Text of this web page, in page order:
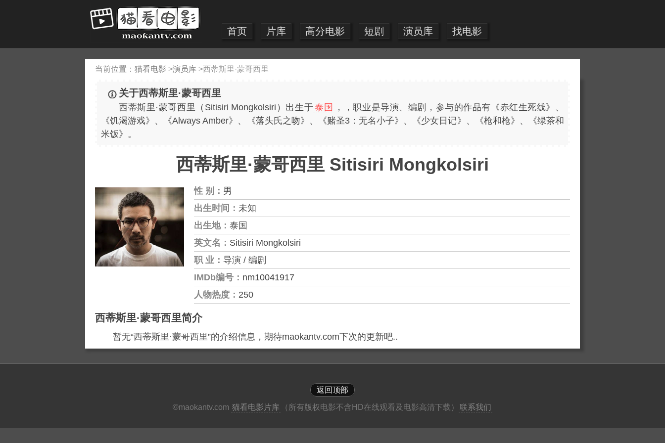
首页 片库 高分电影 短剧 演员库 找电影
当前位置： 猫看电影 >演员库 >西蒂斯里·蒙哥西里
关于西蒂斯里·蒙哥西里
西蒂斯里·蒙哥西里（Sitisiri Mongkolsiri）出生于泰国
，，职业是导演、编剧，参与的作品有《赤红生死线》、
《饥渴游戏》、《Always Amber》、《落头氏之吻》、《赌圣3：无名小子》、《少女日记》、《枪和枪》、《绿茶和
米饭》。
西蒂斯里·蒙哥西里 Sitisiri Mongkolsiri
性 别： 男
出生时间： 未知
出生地： 泰国
英文名： Sitisiri Mongkolsiri
职 业： 导演 / 编剧
IMDb编号： nm10041917
人物热度： 250
西蒂斯里·蒙哥西里简介
暂无“西蒂斯里·蒙哥西里”的介绍信息，期待maokantv.com下次的更新吧..
返回顶部
©maokantv.com 猫看电影片库 （所有版权电影不含HD在线观看及电影高清下载） 联系我们